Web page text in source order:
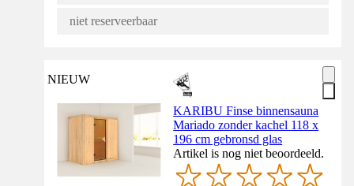
niet reserveerbaar
NIEUW
KARIBU Finse binnensauna
Mariado zonder kachel 118 x
196 cm gebronsd glas
Artikel is nog niet beoordeeld.